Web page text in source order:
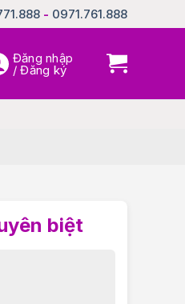
- 0971.761.888
Đăng nhập
/ Đăng ký
biệt